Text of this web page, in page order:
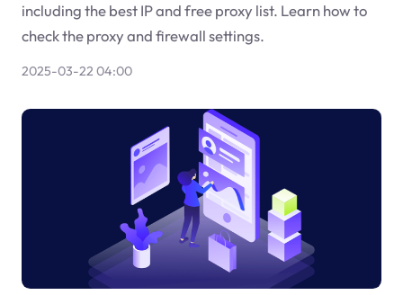
including the best IP and free proxy list. Learn how to
check the proxy and firewall settings.
2025-03-22 04:00